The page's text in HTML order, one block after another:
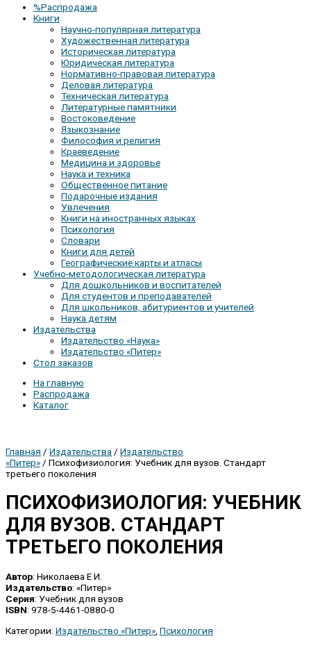
%Распродажа
Книги
Научно-популярная литература
Художественная литература
Историческая литература
Юридическая литература
Нормативно-правовая литература
Деловая литература
Техническая литература
Литературные памятники
Востоковедение
Языкознание
Философия и религия
Краеведение
Медицина и здоровье
Наука и техника
Общественное питание
Подарочные издания
Увлечения
Книги на иностранных языках
Психология
Словари
Книги для детей
Географические карты и атласы
Учебно-методологическая литература
Для дошкольников и воспитателей
Для студентов и преподавателей
Для школьников, абитуриентов и учителей
Наука детям
Издательства
Издательство «Наука»
Издательство «Питер»
Стол заказов
На главную
Распродажа
Каталог
Главная / Издательства / Издательство
«Питер» / Психофизиология: Учебник для вузов. Стандарт
третьего поколения
ПСИХОФИЗИОЛОГИЯ: УЧЕБНИК
ДЛЯ ВУЗОВ. СТАНДАРТ
ТРЕТЬЕГО ПОКОЛЕНИЯ
Автор: Николаева Е И.
Издательство: «Питер»
Серия: Учебник для вузов
ISBN: 978-5-4461-0880-0
Категории: Издательство «Питер» Психология